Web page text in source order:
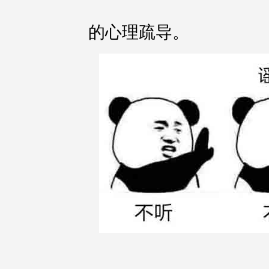
的心理疏导。